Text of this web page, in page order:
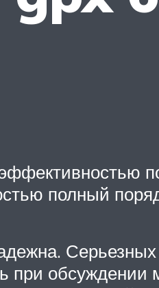
полный
Серьезных
при обсуждении